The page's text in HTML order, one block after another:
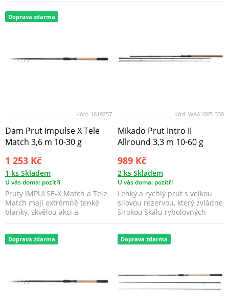
Doprava zdarma
Kód: 1619257
Dam Prut Impulse X Tele
Match 3,6 m 10-30 g
1 253 Kč
1 ks Skladem
U vás doma: pozítří
Pruty IMPULSE-X Match a Tele
Match mají extrémně tenké
blanky, skvělou akci a
Kód: WAA1005-330
Mikado Prut Intro II
Allround 3,3 m 10-60 g
989 Kč
2 ks Skladem
U vás doma: pozítří
Lehký a rychlý prut s velkou
silovou rezervou, který zvládne
širokou škálu rybolovných
Doprava zdarma Doprava zdarma